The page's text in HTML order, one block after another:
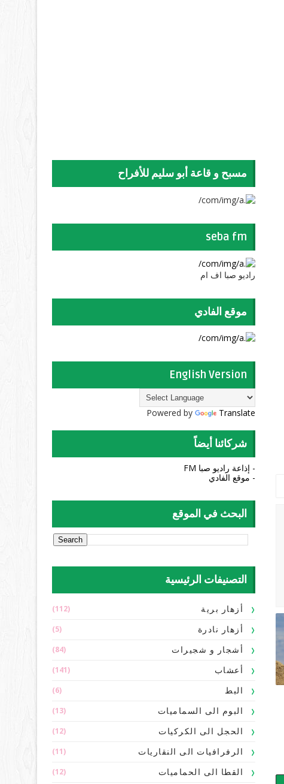
مسبح و قاعة أبو سليم للأفراح
seba fm
راديو صبا اف ام
موقع الفادي
English Version
Powered by Translate
شركائنا أيضاً
- إذاعة راديو صبا FM
- موقع الفادي
البحث في الموقع
التصنيفات الرئيسية
أزهار برية (112)
أزهار نادرة (5)
أشجار و شجيرات (84)
أعشاب (141)
البط (6)
البوم الى السماميات (13)
الحجل الى الكركيات (12)
الرفرافيات الى النقاريات (11)
القطا الى الحماميات (12)